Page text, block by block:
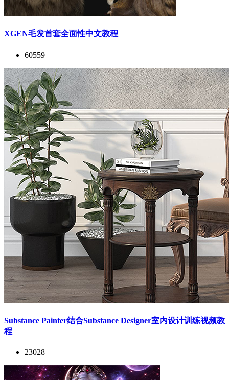
XGEN毛发首套全面性中文教程
60559
Substance Painter结合Substance Designer室内设计训练视频教
程
23028